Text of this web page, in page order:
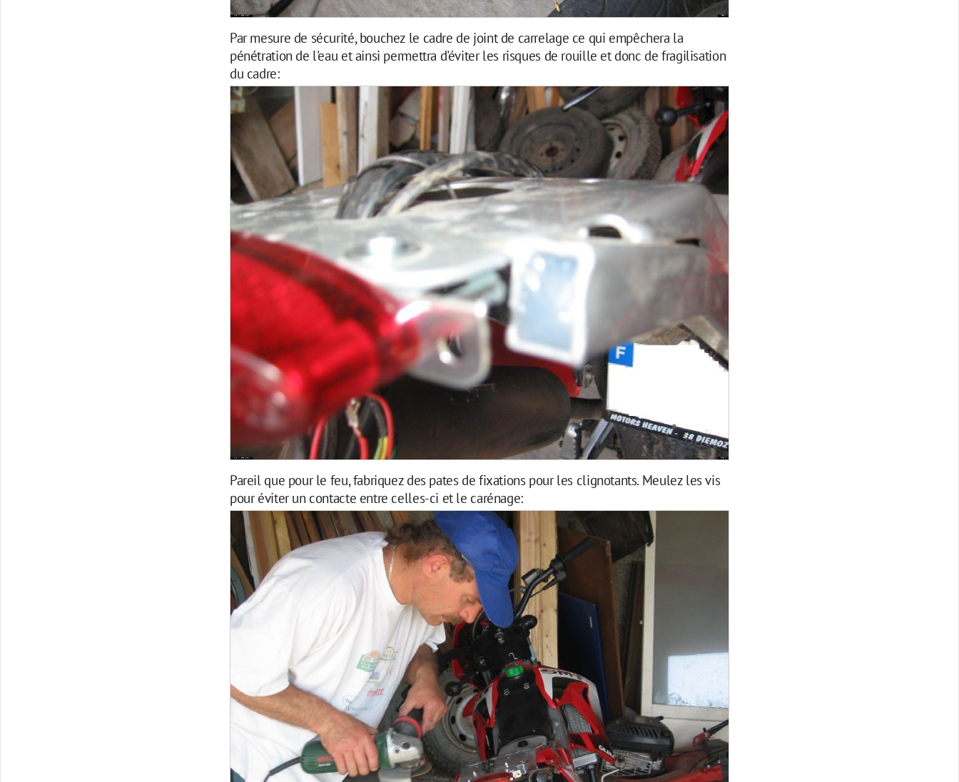
Par mesure de sécurité, bouchez le cadre de joint de carrelage ce qui empêchera la
pénétration de l'eau et ainsi permettra d'éviter les risques de rouille et donc de fragilisation
du cadre:
Pareil que pour le feu, fabriquez des pates de fixations pour les clignotants. Meulez les vis
pour éviter un contacte entre celles-ci et le carénage: